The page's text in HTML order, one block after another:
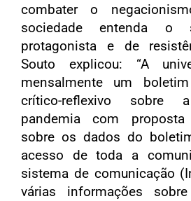
combater o
sociedade entenda
protagonista e de
Souto explicou: “A
mensalmente um
crítico-reflexivo sobre
pandemia com
sobre os dados do
acesso de toda a
sistema de comunicação
várias informações